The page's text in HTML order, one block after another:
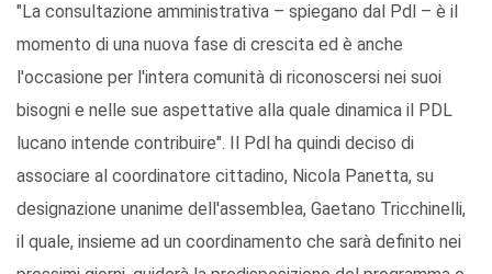
"La consultazione amministrativa – spiegano dal Pdl – è il
momento di una nuova fase di crescita ed è anche
l'occasione per l'intera comunità di riconoscersi nei suoi
bisogni e nelle sue aspettative alla quale dinamica il PDL
lucano intende contribuire". Il Pdl ha quindi deciso di
associare al coordinatore cittadino, Nicola Panetta, su
designazione unanime dell'assemblea, Gaetano Tricchinelli,
il quale, insieme ad un coordinamento che sarà definito nei